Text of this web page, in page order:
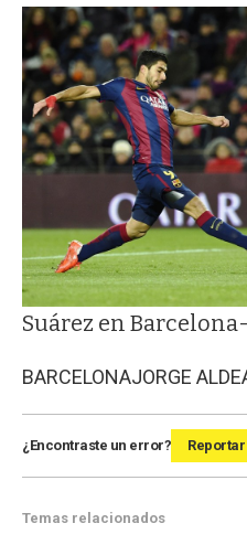
Suárez en
BARCELONAJORGE
¿Encontraste un error? Reportar
Temas relacionados